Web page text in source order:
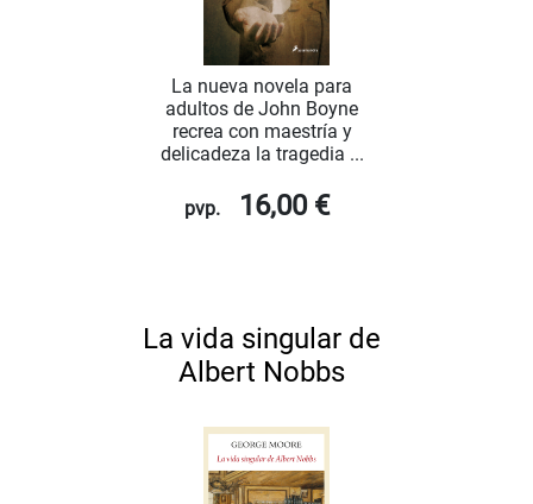
La nueva novela para
adultos de John Boyne
recrea con maestría y
delicadeza la tragedia ...
pvp. 16,00 €
La vida singular de
Albert Nobbs